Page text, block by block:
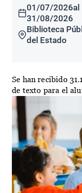
01/07/2026al
31/08/2026
Biblioteca
del Estado
Se han recibido
de texto para el